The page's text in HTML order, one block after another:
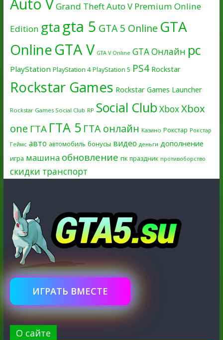
Grand Theft Auto V Premium Online
Edition gtagta 5 GTA 5 Online GTA
OnlineGTA V GTA V Online GTA Онлайн pc
PlayStation PlayStation 4 PlayStation 5 PS4 Rockstar
Rockstar Games Rockstar Games Launcher
Rockstar Games Social Club RP Social Club XboxXbox
one ГТА ГТА 5 ГТА онлайн Казино Рокстар Рокстар
Геймс авто автомобиль бонусы видео деньги дополнение
игра машина обновление пк праздник противоборство
скидки транспорт
ИГРАТЬ ВМЕСТЕ
О сайте